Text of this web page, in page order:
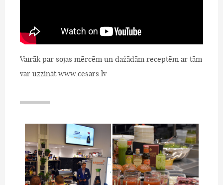
Vairāk par sojas mērcēm un dažādām receptēm ar tām
var uzzināt www.cesars.lv